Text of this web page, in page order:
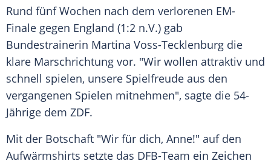
Rund fünf Wochen nach dem verlorenen EM-
Finale gegen England (1:2 n.V.) gab
Bundestrainerin Martina Voss-Tecklenburg die
klare Marschrichtung vor. "Wir wollen attraktiv und
schnell spielen, unsere Spielfreude aus den
vergangenen Spielen mitnehmen", sagte die 54-
Jährige dem ZDF.
Mit der Botschaft "Wir für dich, Anne!" auf den
Aufwärmshirts setzte das DFB-Team ein Zeichen